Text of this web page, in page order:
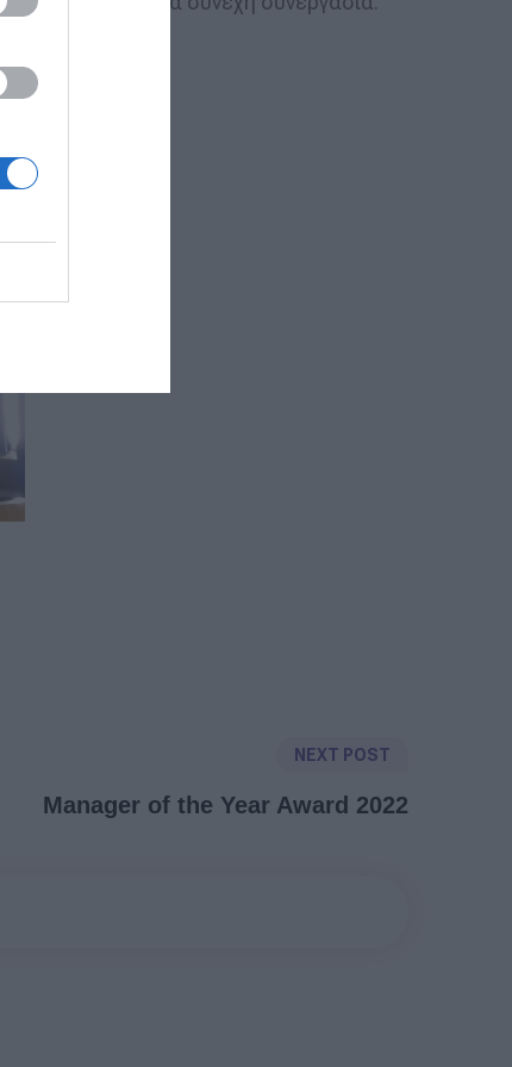
NEXT POST
Manager of the Year Award 2022